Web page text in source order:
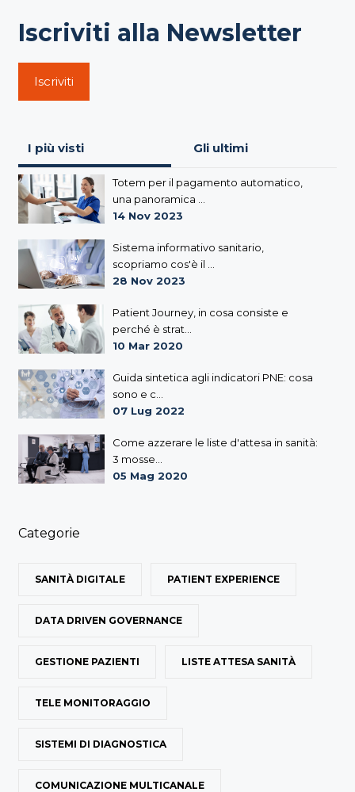
Iscriviti alla Newsletter
Iscriviti
I più visti Gli ultimi
Totem per il pagamento automatico,
una panoramica ...
14 Nov 2023
Sistema informativo sanitario,
scopriamo cos'è il ...
28 Nov 2023
Patient Journey, in cosa consiste e
perché è strat...
10 Mar 2020
Guida sintetica agli indicatori PNE: cosa
sono e c...
07 Lug 2022
Come azzerare le liste d'attesa in sanità:
3 mosse...
05 Mag 2020
Categorie
SANITÀ DIGITALE PATIENT EXPERIENCE
DATA DRIVEN GOVERNANCE
GESTIONE PAZIENTI LISTE ATTESA SANITÀ
TELE MONITORAGGIO
SISTEMI DI DIAGNOSTICA
COMUNICAZIONE MULTICANALE